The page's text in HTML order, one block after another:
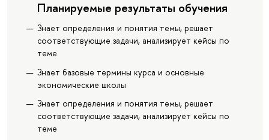
Планируемые результаты обучения
Знает определения и понятия темы, решает
соответствующие задачи, анализирует кейсы по
теме
Знает базовые термины курса и основные
экономические школы
Знает определения и понятия темы, решает
соответствующие задачи, анализирует кейсы по
теме